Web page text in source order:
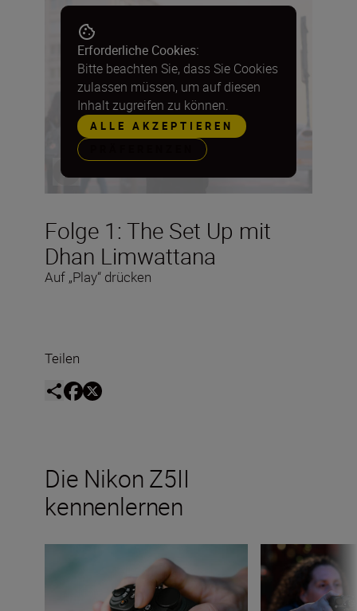
Folge 1: The Set Up mit
Dhan Limwattana
Auf „Play“ drücken
Erforderliche Cookies:
Bitte beachten Sie, dass Sie Cookies
zulassen müssen, um auf diesen
Inhalt zugreifen zu können.
ALLE AKZEPTIEREN
Teilen
Die Nikon Z5II
kennenlernen
Die neue Nikon